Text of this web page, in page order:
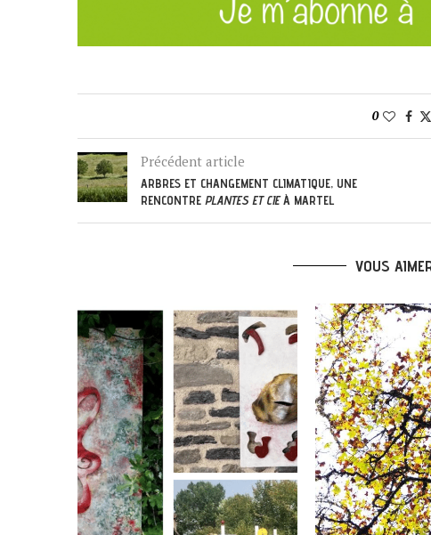
0
Précédent article
ARBRES ET CHANGEMENT CLIMATIQUE, UNE
RENCONTRE PLANTES ET CIEÀ MARTEL
VOUS